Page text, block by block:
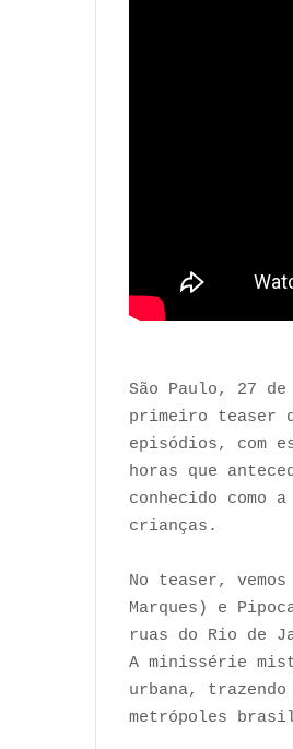
São Paulo, 27
primeiro teaser
episódios, com
horas que
conhecido como
crianças.
No teaser,
Marques) e
ruas do Rio de
A minissérie
urbana,
metrópoles